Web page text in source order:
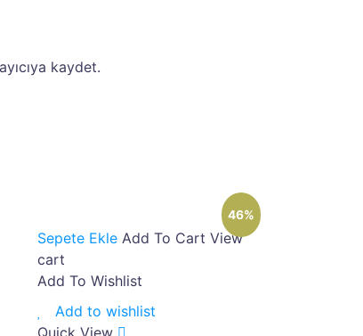
kaydet.
46%
Sepete Ekle Add To Cart View
cart
Add To Wishlist
Add to wishlist